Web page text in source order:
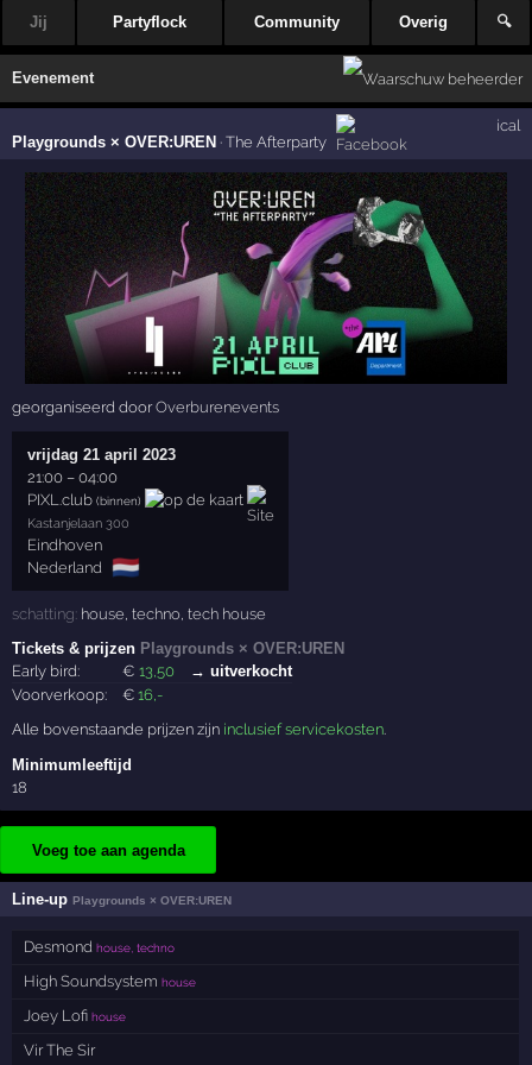
Jij Partyflock Community Overig 🔍
Evenement
Playgrounds × OVER:UREN ·The Afterparty
ical
georganiseerd doorOverburenevents
vrijdag 21 april 2023
21:00 –04:00
PIXL.club (binnen)
Kastanjelaan 300
Eindhoven
Nederland
🇳🇱
schatting: house ,techno ,tech house
Tickets & prijzen Playgrounds × OVER:UREN
Early bird:
€ 13,50
→ uitverkocht
Voorverkoop:
€16,-
Alle bovenstaande prijzen zijn inclusief servicekosten.
Minimumleeftijd
18
Voeg toe aan agenda
Line-upPlaygrounds × OVER:UREN
Desmond house, techno
High Soundsystem house
Joey Lofi house
Vir The Sir